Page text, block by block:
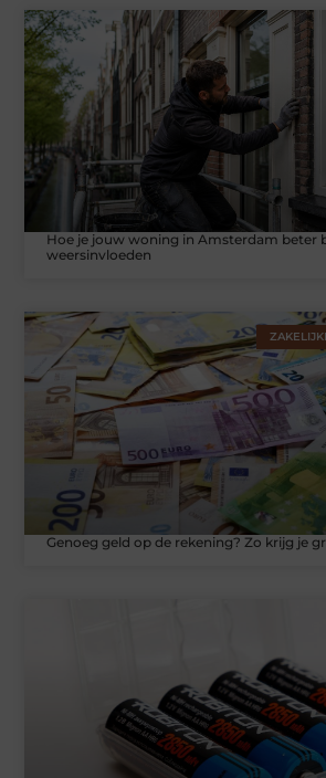
Hoe je jouw woning in Amsterdam beter
weersinvloeden
Genoeg geld op de rekening? Zo krijg je